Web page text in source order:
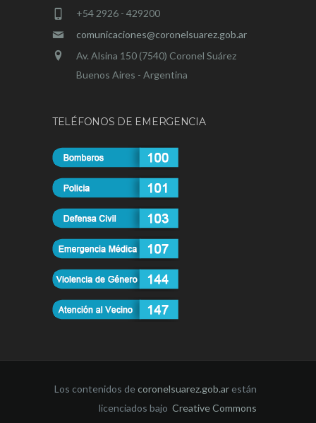
+54 2926 - 429200
comunicaciones@coronelsuarez.gob.ar
Av. Alsina 150 (7540) Coronel Suárez
Buenos Aires - Argentina
TELÉFONOS DE EMERGENCIA
Los contenidos decoronelsuarez.gob.ar están
licenciados bajo Creative Commons